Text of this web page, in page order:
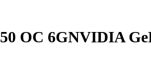
OC 6GNVIDIA